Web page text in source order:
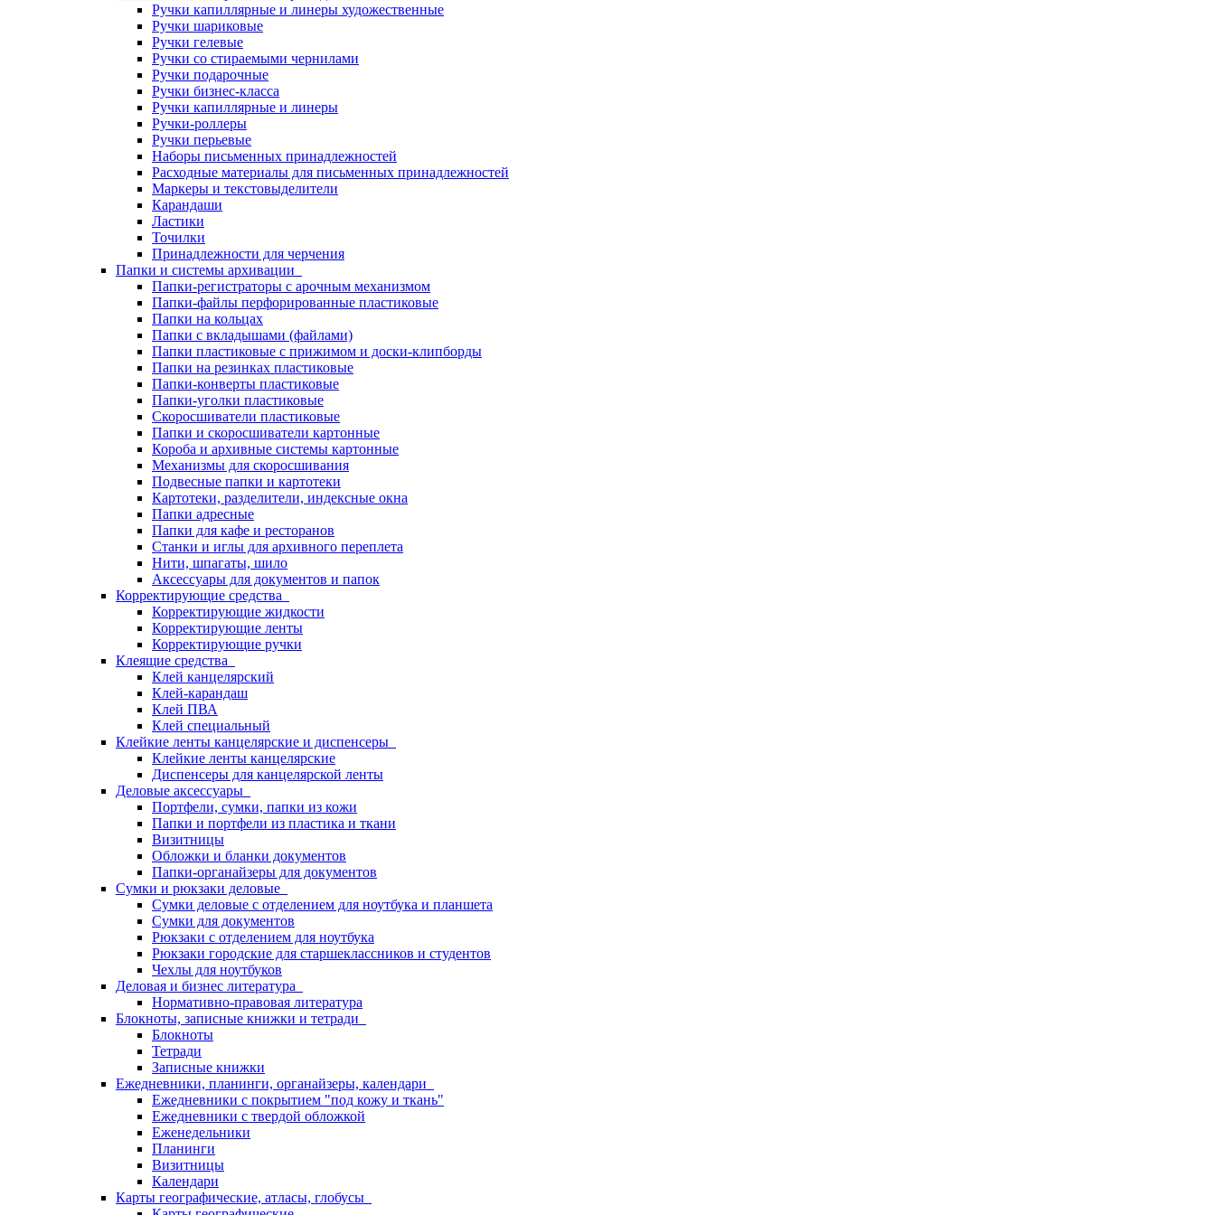
Ручки капиллярные и линеры художественные
Ручки шариковые
Ручки гелевые
Ручки со стираемыми чернилами
Ручки подарочные
Ручки бизнес-класса
Ручки капиллярные и линеры
Ручки-роллеры
Ручки перьевые
Наборы письменных принадлежностей
Расходные материалы для письменных принадлежностей
Маркеры и текстовыделители
Карандаши
Ластики
Точилки
Принадлежности для черчения
Папки и системы архивации
Папки-регистраторы с арочным механизмом
Папки-файлы перфорированные пластиковые
Папки на кольцах
Папки с вкладышами (файлами)
Папки пластиковые с прижимом и доски-клипборды
Папки на резинках пластиковые
Папки-конверты пластиковые
Папки-уголки пластиковые
Скоросшиватели пластиковые
Папки и скоросшиватели картонные
Короба и архивные системы картонные
Механизмы для скоросшивания
Подвесные папки и картотеки
Картотеки, разделители, индексные окна
Папки адресные
Папки для кафе и ресторанов
Станки и иглы для архивного переплета
Нити, шпагаты, шило
Аксессуары для документов и папок
Корректирующие средства
Корректирующие жидкости
Корректирующие ленты
Корректирующие ручки
Клеящие средства
Клей канцелярский
Клей-карандаш
Клей ПВА
Клей специальный
Клейкие ленты канцелярские и диспенсеры
Клейкие ленты канцелярские
Диспенсеры для канцелярской ленты
Деловые аксессуары
Портфели, сумки, папки из кожи
Папки и портфели из пластика и ткани
Визитницы
Обложки и бланки документов
Папки-органайзеры для документов
Сумки и рюкзаки деловые
Сумки деловые с отделением для ноутбука и планшета
Сумки для документов
Рюкзаки с отделением для ноутбука
Рюкзаки городские для старшеклассников и студентов
Чехлы для ноутбуков
Деловая и бизнес литература
Нормативно-правовая литература
Блокноты, записные книжки и тетради
Блокноты
Тетради
Записные книжки
Ежедневники, планинги, органайзеры, календари
Ежедневники с покрытием "под кожу и ткань"
Ежедневники с твердой обложкой
Еженедельники
Планинги
Визитницы
Календари
Карты географические, атласы, глобусы